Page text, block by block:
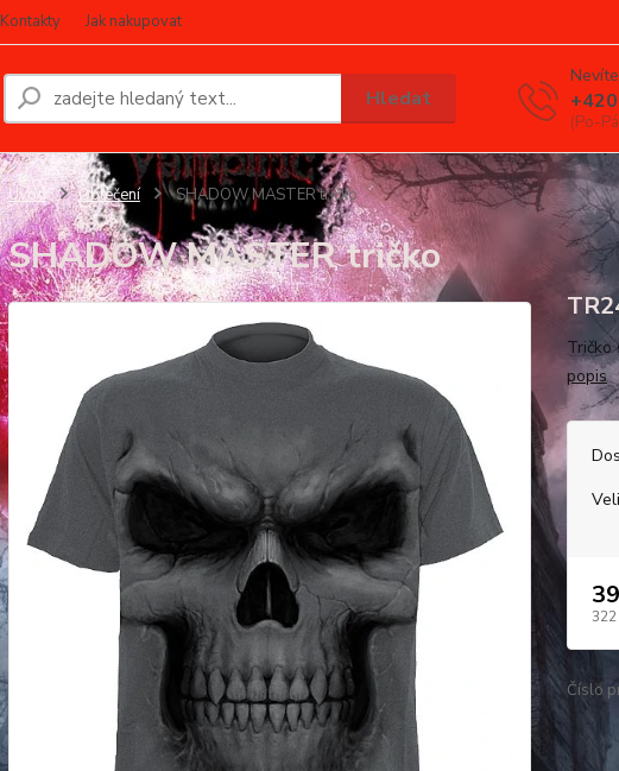
Kontakty Jak nakupovat
Hledat
(Po-
Úvod Oblečení SHADOW MASTER tričko
SHADOW MASTER tričko
Tričko
popis
322
Číslo